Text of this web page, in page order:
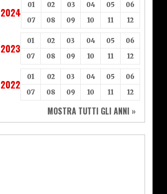
2024
01 02 03 04 05
06
07
08 09 10 11 12
2023
01 02 03 04 05
06
07
08 09 10 11 12
2022
01 02 03 04 05
06
07
08 09 10 11 12
MOSTRA TUTTI GLI ANNI »